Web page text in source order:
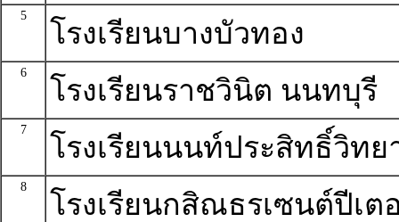
5
โรงเรียนบางบัวทอง
6
โรงเรียนราชวินิต นนทบุรี
7
โรงเรียนนนท์ประสิทธิ์วิทย
8
โรงเรียนกสิณธรเซนต์ปีเต